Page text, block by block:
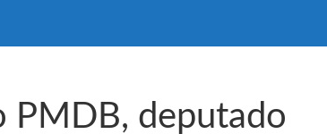
PMDB, deputado